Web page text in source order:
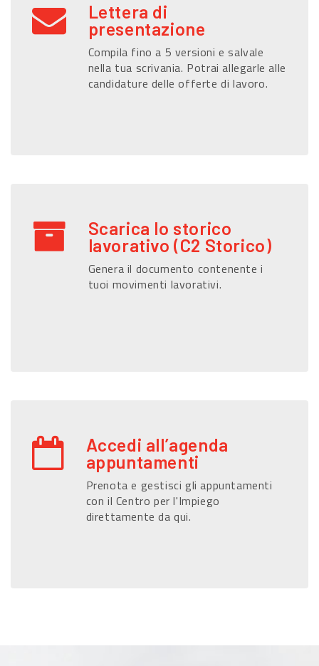
Lettera di
presentazione
Compila fino a 5 versioni e salvale
nella tua scrivania. Potrai allegarle alle
candidature delle offerte di lavoro.
Scarica lo storico
lavorativo (C2 Storico)
Genera il documento contenente i
tuoi movimenti lavorativi.
Accedi all’agenda
appuntamenti
Prenota e gestisci gli appuntamenti
con il Centro per l'Impiego
direttamente da qui.